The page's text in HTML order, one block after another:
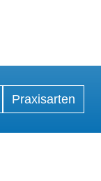
Praxisarten